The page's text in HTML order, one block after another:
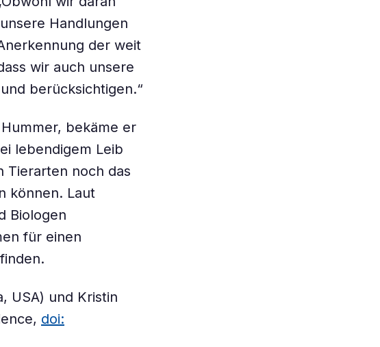
Handlungen
der weit
wir auch unsere
berücksichtigen.“
bekäme er
lebendigem Leib
Tierarten noch das
können. Laut
Biologen
für einen
USA) und Kristin
doi: